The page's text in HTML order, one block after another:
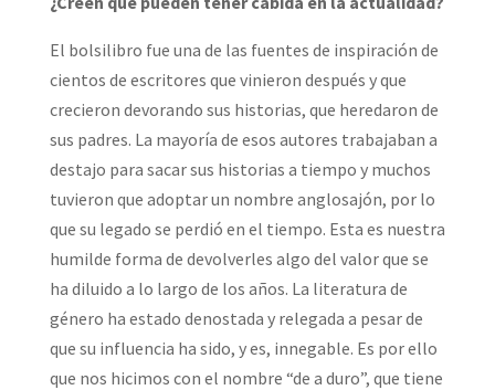
El bolsilibro fue una de las fuentes de inspiración de
cientos de escritores que vinieron después y que
crecieron devorando sus historias, que heredaron de
sus padres. La mayoría de esos autores trabajaban a
destajo para sacar sus historias a tiempo y muchos
tuvieron que adoptar un nombre anglosajón, por lo
que su legado se perdió en el tiempo. Esta es nuestra
humilde forma de devolverles algo del valor que se
ha diluido a lo largo de los años. La literatura de
género ha estado denostada y relegada a pesar de
que su influencia ha sido, y es, innegable. Es por ello
que nos hicimos con el nombre “de a duro”, que tiene